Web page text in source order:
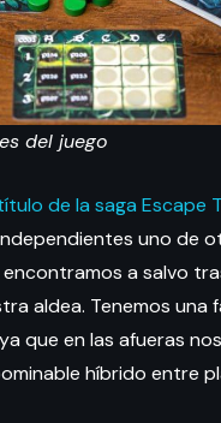
del juego
de la saga Escape
uno de
a salvo
aldea. Tenemos una
que en las afueras
híbrido entre